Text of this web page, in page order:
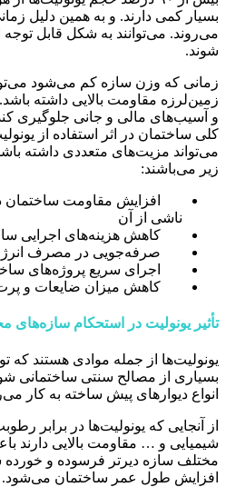
بسیار کمی دارند. و به همین دلیل
می‌روند. می‌توانند به شکل قابل
شوند.
زمانی که وزن سازه کم می‌شود
زمین‌لرزه مقاومت بالایی داشته
و آسیب‌های مالی و جانی جلوگیری
کلی ساختمان در اثر استفاده از
می‌تواند مزیت‌های متعددی داشته
زیر می‌باشند:
افزایش مقاومت ساختمان
ناشی از آن
کاهش هزینه‌های اجرایی
صرفه‌جویی در مصرف
اجرای سریع پروژه‌های
کاهش میزان ضایعات و
تأثیر یونولیت در استحکام سازه‌های
یونولیت‌ها از جمله موادی هستند که
بسیاری از مصالح سنتی ساختمانی
انواع دیوارهای پیش ساخته به کار
از آنجایی که یونولیت‌ها در برابر
شیمیایی و … مقاومت بالایی دارند
مختلف سازه دیرتر فرسوده و خورده
افزایش طول عمر ساختمان می‌شود.